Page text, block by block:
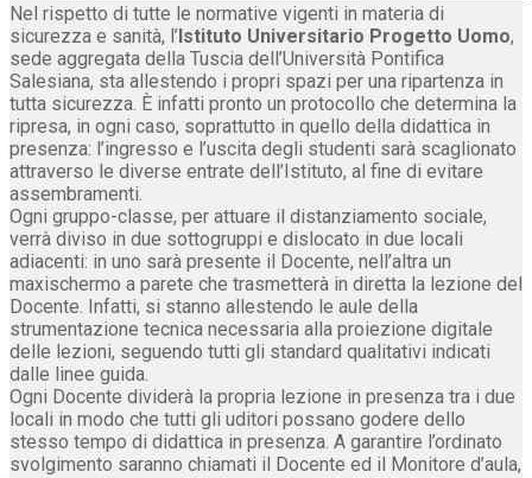
Nel rispetto di tutte le normative vigenti in materia di
sicurezza e sanità, l’Istituto Universitario Progetto Uomo,
sede aggregata della Tuscia dell’Università Pontifica
Salesiana, sta allestendo i propri spazi per una ripartenza in
tutta sicurezza. È infatti pronto un protocollo che determina la
ripresa, in ogni caso, soprattutto in quello della didattica in
presenza: l’ingresso e l’uscita degli studenti sarà scaglionato
attraverso le diverse entrate dell’Istituto, al fine di evitare
assembramenti.
Ogni gruppo-classe, per attuare il distanziamento sociale,
verrà diviso in due sottogruppi e dislocato in due locali
adiacenti: in uno sarà presente il Docente, nell’altra un
maxischermo a parete che trasmetterà in diretta la lezione del
Docente. Infatti, si stanno allestendo le aule della
strumentazione tecnica necessaria alla proiezione digitale
delle lezioni, seguendo tutti gli standard qualitativi indicati
dalle linee guida.
Ogni Docente dividerà la propria lezione in presenza tra i due
locali in modo che tutti gli uditori possano godere dello
stesso tempo di didattica in presenza. A garantire l’ordinato
svolgimento saranno chiamati il Docente ed il Monitore d’aula,